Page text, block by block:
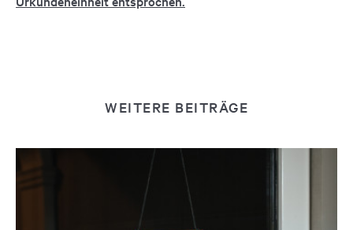
WEITERE BEITRÄGE